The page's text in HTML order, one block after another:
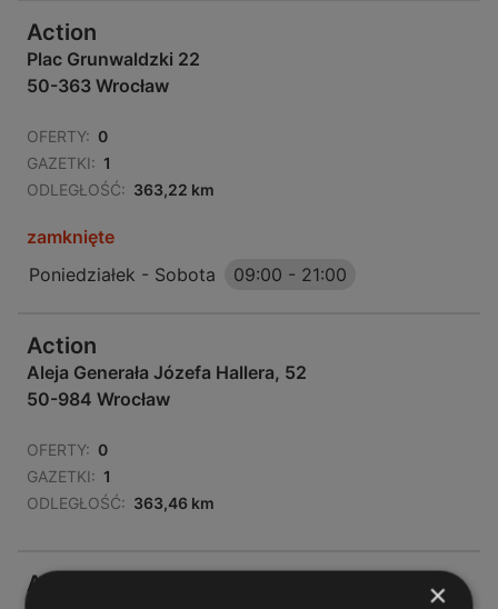
Action
Plac Grunwaldzki 22
50-363 Wrocław
OFERTY: 0
GAZETKI: 1
ODLEGŁOŚĆ: 363,22 km
zamknięte
Poniedziałek - Sobota
09:00 - 21:00
Action
Aleja Generała Józefa Hallera, 52
50-984 Wrocław
OFERTY: 0
GAZETKI: 1
ODLEGŁOŚĆ: 363,46 km
Action ×